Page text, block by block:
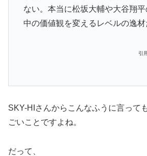
ない。本当に松坂大輔や大谷翔
中の価値観を変えるレベルの逸材
引
SKY-HIさんからこんなふうに言って
ごいことですよね。
だって、